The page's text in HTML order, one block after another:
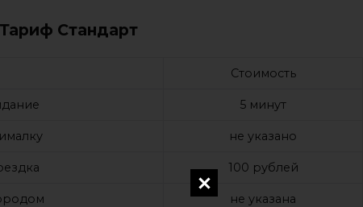
Тариф Стандарт
Стоимость
5 минут
не указано
100 рублей
не указана